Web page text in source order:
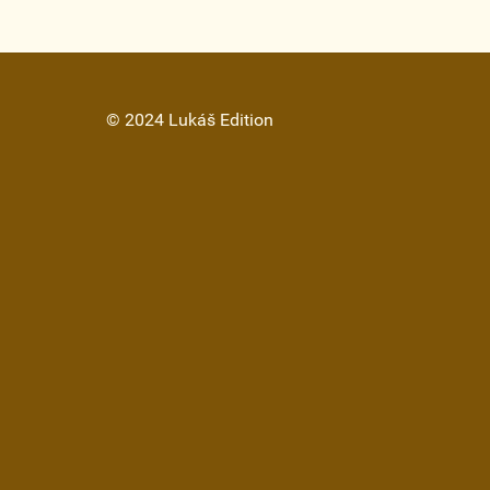
© 2024 Lukáš Edition